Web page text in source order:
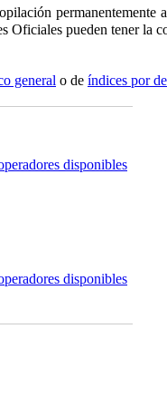
permanentemente
Oficiales pueden tener la
general o de índices por